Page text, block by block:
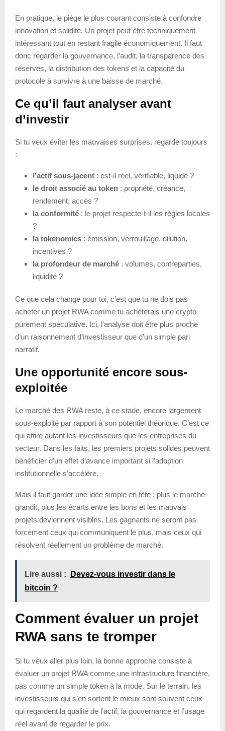
En pratique, le piège le plus courant consiste à confondre
innovation et solidité. Un projet peut être techniquement
intéressant tout en restant fragile économiquement. Il faut
donc regarder la gouvernance, l’audit, la transparence des
réserves, la distribution des tokens et la capacité du
protocole à survivre à une baisse de marché.
Ce qu’il faut analyser avant
d’investir
Si tu veux éviter les mauvaises surprises, regarde toujours
:
l’actif sous-jacent : est-il réel, vérifiable, liquide ?
le droit associé au token : propriété, créance,
rendement, accès ?
la conformité : le projet respecte-t-il les règles locales
?
la tokenomics : émission, verrouillage, dilution,
incentives ?
la profondeur de marché : volumes, contreparties,
liquidité ?
Ce que cela change pour toi, c’est que tu ne dois pas
acheter un projet RWA comme tu achèterais une crypto
purement spéculative. Ici, l’analyse doit être plus proche
d’un raisonnement d’investisseur que d’un simple pari
narratif.
Une opportunité encore sous-
exploitée
Le marché des RWA reste, à ce stade, encore largement
sous-exploité par rapport à son potentiel théorique. C’est ce
qui attire autant les investisseurs que les entreprises du
secteur. Dans les faits, les premiers projets solides peuvent
bénéficier d’un effet d’avance important si l’adoption
institutionnelle s’accélère.
Mais il faut garder une idée simple en tête : plus le marché
grandit, plus les écarts entre les bons et les mauvais
projets deviennent visibles. Les gagnants ne seront pas
forcément ceux qui communiquent le plus, mais ceux qui
résolvent réellement un problème de marché.
Lire aussi :
Devez-vous investir dans le
bitcoin ?
Comment évaluer un projet
RWA sans te tromper
Si tu veux aller plus loin, la bonne approche consiste à
évaluer un projet RWA comme une infrastructure financière,
pas comme un simple token à la mode. Sur le terrain, les
investisseurs qui s’en sortent le mieux sont souvent ceux
qui regardent la qualité de l’actif, la gouvernance et l’usage
réel avant de regarder le prix.